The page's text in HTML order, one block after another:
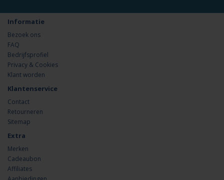
Informatie
Bezoek ons
FAQ
Bedrijfsprofiel
Privacy & Cookies
Klant worden
Klantenservice
Contact
Retourneren
Sitemap
Extra
Merken
Cadeaubon
Affiliates